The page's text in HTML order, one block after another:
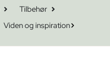
Tilbehør
Viden og inspiration